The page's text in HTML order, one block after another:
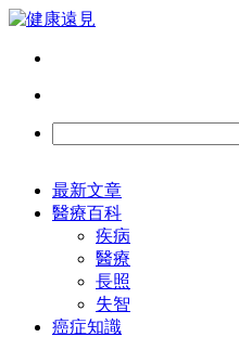
最新文章
醫療百科
疾病
醫療
長照
失智
癌症知識